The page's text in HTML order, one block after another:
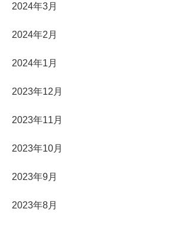
2024年3月
2024年2月
2024年1月
2023年12月
2023年11月
2023年10月
2023年9月
2023年8月